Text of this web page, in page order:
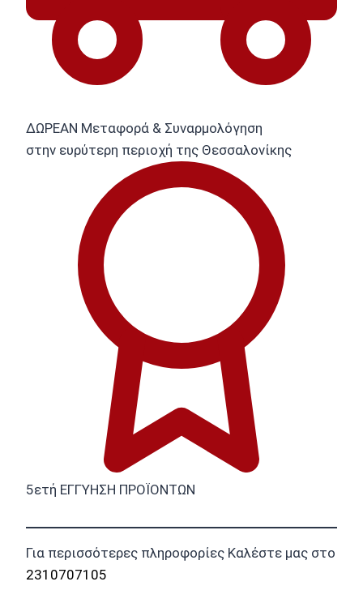
ΔΩΡΕΑΝ Μεταφορά & Συναρμολόγηση
στην ευρύτερη περιοχή της Θεσσαλονίκης
5ετή ΕΓΓΥΗΣΗ ΠΡΟΪΟΝΤΩΝ
Για περισσότερες πληροφορίες Καλέστε μας στο
2310707105